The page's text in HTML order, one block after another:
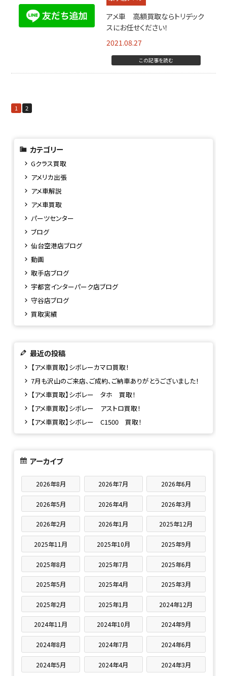
アメ車 高額買取ならトリデック
スにお任せください！
2021.08.27
この記事を読む
1 2
カテゴリー
Gクラス買取
アメリカ出張
アメ車解説
アメ車買取
パーツセンター
ブログ
仙台空港店ブログ
動画
取手店ブログ
宇都宮インターパーク店ブログ
守谷店ブログ
買取実績
最近の投稿
【アメ車買取】シボレーカマロ買取！
7月も沢山のご来店、ご成約、ご納車ありがとうございました！
【アメ車買取】シボレー タホ 買取！
【アメ車買取】シボレー アストロ買取！
【アメ車買取】シボレー C1500 買取！
アーカイブ
2026年8月 2026年7月 2026年6月
2026年5月 2026年4月 2026年3月
2026年2月 2026年1月 2025年12月
2025年11月 2025年10月 2025年9月
2025年8月 2025年7月 2025年6月
2025年5月 2025年4月 2025年3月
2025年2月 2025年1月 2024年12月
2024年11月 2024年10月 2024年9月
2024年8月 2024年7月 2024年6月
2024年5月 2024年4月 2024年3月